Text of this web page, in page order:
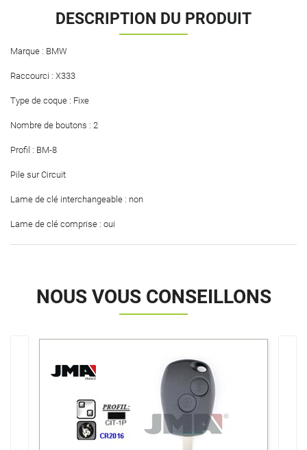
DESCRIPTION DU PRODUIT
Marque : BMW
Raccourci : X333
Type de coque : Fixe
Nombre de boutons : 2
Profil : BM-8
Pile sur Circuit
Lame de clé interchangeable : non
Lame de clé comprise : oui
NOUS VOUS CONSEILLONS